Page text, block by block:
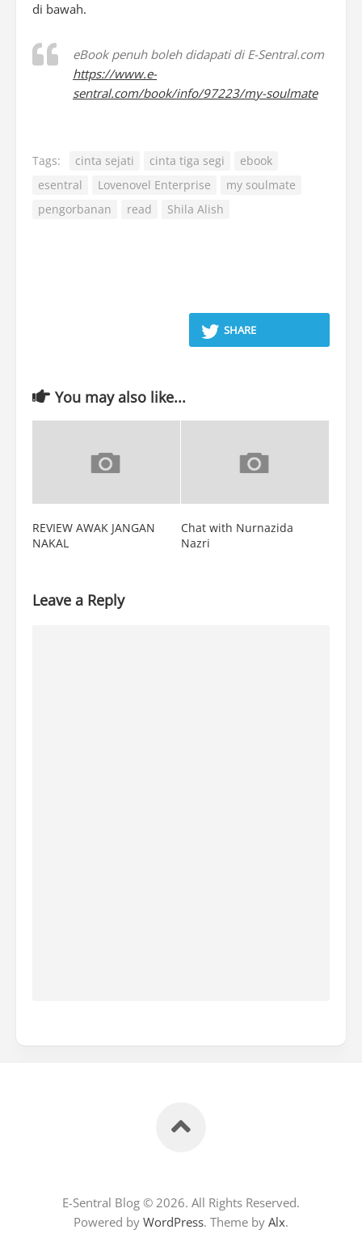
di bawah.
eBook penuh boleh didapati di E-Sentral.com
https://www.e-
sentral.com/book/info/97223/my-soulmate
Tags: cinta sejati cinta tiga segi
ebook
esentral
Lovenovel Enterprise
my soulmate
pengorbanan
read Shila Alish
SHARE
You may also like...
REVIEW AWAK JANGAN
NAKAL
Chat with Nurnazida
Nazri
Leave a Reply
E-Sentral Blog © 2026. All Rights Reserved.
Powered by WordPress. Theme by Alx.